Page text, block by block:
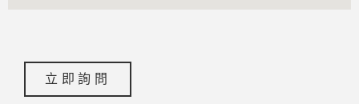
立即詢問